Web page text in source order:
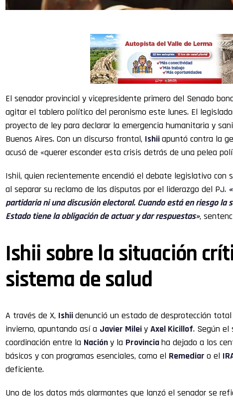
El senador provincial y vicepresidente primero del Senado
agitar el tablero político del peronismo este lunes. El
proyecto de ley para declarar la emergencia humanitaria y
Buenos Aires. Con un discurso frontal, Ishiiapuntó contra la
acusó de «querer esconder esta crisis detrás de una pelea
Ishii, quien recientemente encendió el debate legislativo con
al separar su reclamo de las disputas por el liderazgo del PJ.
partidaria ni una discusión electoral. Cuando está en riesgo la
Estado tiene la obligación de actuar y dar respuestas»,
Ishii sobre la situación
sistema de salud
A través de X, Ishiidenunció un estado de desprotección
invierno, apuntando así a Javier Mileiy Axel Kicillof. Según el
coordinación entre la Nacióny la Provinciaha dejado a los
básicos y con programas esenciales, como el Remediar o el
deficiente.
Uno de los datos más alarmantes que lanzó el senador se